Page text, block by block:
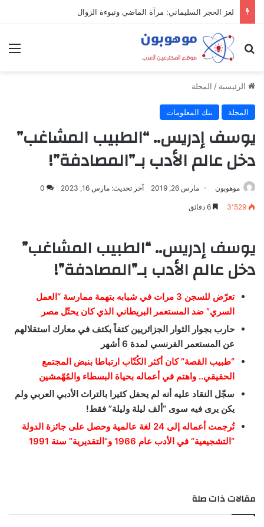
لغز الحجر السليماني: مرآة الماضي ونبوءة الزوال
بحث عن
الرئيسية / المجلة
المجلة بنك المعلومات
يوسف إدريس.. “الطبيب المشاغب”
دخل عالم الأدب بـ”المصادفة”!
موهوبون مارس 26, 2019 آخر تحديث: مارس 16, 2023 0
3٬529
يوسف إدريس.. “الطبيب المشاغب”
دخل عالم الأدب بـ”المصادفة”!
تعرّض للسجن 3 مرات في شبابه بتهمة ممارسة “العمل
السري” ضد المستعمر البريطاني الذي كان يحتّل مصر
حارب بجوار الثوار الجزائريين كتفاً بكتف في معارك استقلالهم
عن المستعمر الفرنسي لمدة 6 أشهر
“طبيب القصة” كان أكثر الكُتّاب ارتباطا بنبض المجتمع
الحقيقي.. واهتم في أعماله بحياة البسطاء والمُهّمشين
سجّل النقاد عليه أنه لم يحفل كثيرا بالتراث الأدبي العربي ولم
يكن يرى فيه سوى “ألف ليلة وليلة” فقط!
تُرجمت أعماله إلى 24 لغة عالمية وحصل على جائزة الدولة
“التشجيعية” في الأدب عام 1966 و”التقديرية” سنة 1991
مقالات ذات صلة